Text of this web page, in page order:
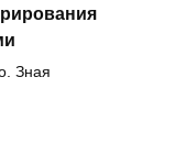
Зная